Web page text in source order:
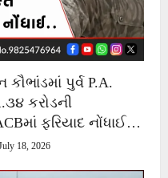
પુર્વ P.A.
કરોડની
ફરિયાદ નોંધાઈ…
18, 2026